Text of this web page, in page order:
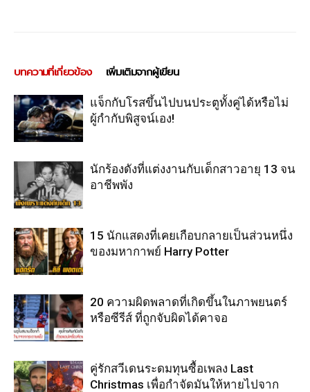
บทความที่เกี่ยวข้อง เพิ่มเติมจากผู้เขียน
แจ็กกับโรสขึ้นไปบนประตูทั้งคู่ได้หรือไม่
ผู้กำกับพิสูจน์เอง!
นักร้องดังที่แต่งงานกับเด็กสาวอายุ 13 จน
อาชีพพัง
15 นักแสดงที่เคยเกือบกลายเป็นส่วนหนึ่ง
ของมหากาพย์ Harry Potter
20 ความผิดพลาดที่เกิดขึ้นในภาพยนตร์
หรือซีรีส์ ที่ถูกจับผิดได้คาจอ
คู่รักสวีเดนระดมทุนซื้อเพลง Last
Christmas เพื่อกำจัดมันให้หายไปจาก